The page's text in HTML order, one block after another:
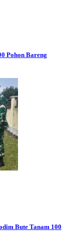
Pohon Bareng
Bute Tanam 100